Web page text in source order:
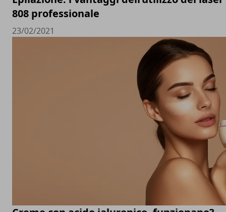
808 professionale
23/02/2021